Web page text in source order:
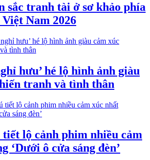
sắc tranh tài ở sơ khảo phía
Nam 2026
hưu’ hé lộ hình ảnh giàu
tranh và tình thân
lộ cảnh phim nhiều cảm
‘Dưới ô cửa sáng đèn’